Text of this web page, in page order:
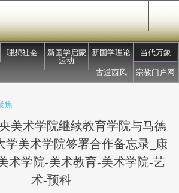
理想社会
新国学启蒙
运动
新国学理论 当代万象
古道西风 宗教门户网
焦
美术学院继续教育学院与马德
学美术学院签署合作备忘录_康
术学院-美术教育-美术学院-艺
术-预科